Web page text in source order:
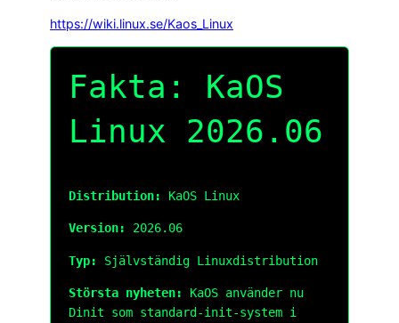
https://wiki.linux.se/Kaos_Linux
Fakta: KaOS
Linux 2026.06
Distribution: KaOS Linux
Version: 2026.06
Typ: Självständig Linuxdistribution
Största nyheten:
KaOS använder nu
Dinit som standard-init-system i